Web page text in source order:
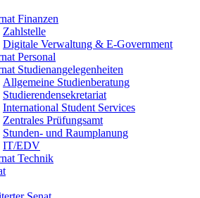
Finanzen
Zahlstelle
Digitale Verwaltung & E-Government
Personal
Studienangelegenheiten
Allgemeine Studienberatung
Studierendensekretariat
International Student Services
Zentrales Prüfungsamt
Stunden- und Raumplanung
IT/EDV
Technik